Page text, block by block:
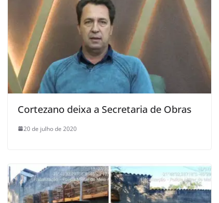
Cortezano deixa a Secretaria de Obras
20 de julho de 2020